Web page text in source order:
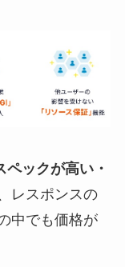
ペックが高い・
レスポンスの
中でも価格が